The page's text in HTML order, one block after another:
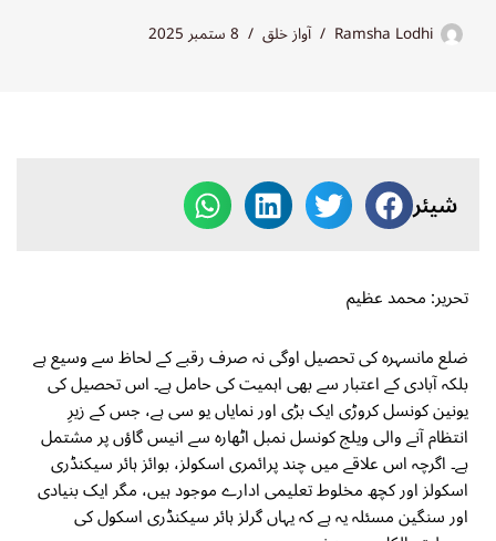
Ramsha Lodhi آواز خلق 8 ستمبر 2025
شیئر
تحریر: محمد عظیم
ضلع مانسہرہ کی تحصیل اوگی نہ صرف رقبے کے لحاظ سے وسیع ہے
بلکہ آبادی کے اعتبار سے بھی اہمیت کی حامل ہے۔ اس تحصیل کی
یونین کونسل کروڑی ایک بڑی اور نمایاں یو سی ہے، جس کے زیرِ
انتظام آنے والی ویلج کونسل نمبل اٹھارہ سے انیس گاؤں پر مشتمل
ہے۔ اگرچہ اس علاقے میں چند پرائمری اسکولز، بوائز ہائر سیکنڈری
اسکولز اور کچھ مخلوط تعلیمی ادارے موجود ہیں، مگر ایک بنیادی
اور سنگین مسئلہ یہ ہے کہ یہاں گرلز ہائر سیکنڈری اسکول کی